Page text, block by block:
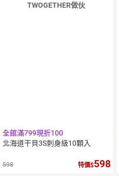
TWOGETHER做伙
全館滿799現折100
北海道干貝3S刺身級10顆入
598 特價 598